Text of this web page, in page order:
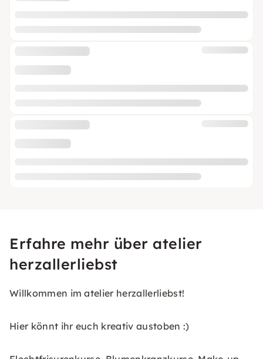
Erfahre mehr über atelier
herzallerliebst
Willkommen im atelier herzallerliebst!
Hier könnt ihr euch kreativ austoben :)